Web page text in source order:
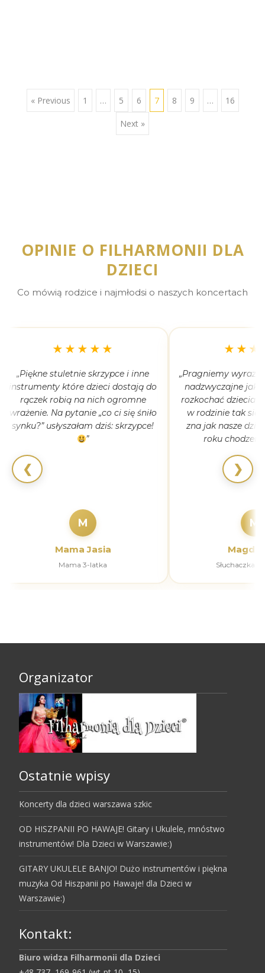
« Previous 1 … 5 6 7 8 9 … 16
Next »
OPINIE O FILHARMONII DLA
DZIECI
Co mówią rodzice i najmłodsi o naszych koncertach
❮
★★★★★
„Piękne stuletnie skrzypce i inne
instrumenty które dzieci dostają do
rączek robią na nich ogromne
wrażenie. Na pytanie „co ci się śniło
synku?” usłyszałam dziś: skrzypce!
”
M
Mama Jasia
Mama 3-latka
„Pragniemy wyrazić
nadzwyczajne jak
rozkochać
w rodzinie tak się
zna jak nasze
roku
M
Słuchaczka
❯
Organizator
Ostatnie wpisy
Koncerty dla dzieci warszawa szkic
OD HISZPANII PO HAWAJE! Gitary i Ukulele, mnóstwo
instrumentów! Dla Dzieci w Warszawie:)
GITARY UKULELE BANJO! Dużo instrumentów i piękna
muzyka Od Hiszpanii po Hawaje! dla Dzieci w
Warszawie:)
Kontakt:
Biuro widza Filharmonii dla Dzieci